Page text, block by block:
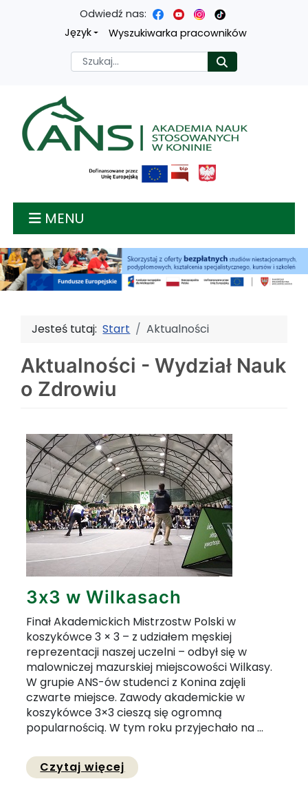
Przejdź
treści
głównej
Przejdź
menu
nawigacyjnego
Przejdź
wyszukiwarki
Przejdź
mapy
strony
Odwiedź nas:
Język
Wyszukiwarka pracowników
Szukaj
Akademia nauk
MENU
Jesteś tutaj:Start Aktualności
Aktualności - Wydział Nauk
o Zdrowiu
3x3 w Wilkasach
Finał Akademickich Mistrzostw Polski w
koszykówce 3 × 3 – z udziałem męskiej
reprezentacji naszej uczelni – odbył się w
malowniczej mazurskiej miejscowości Wilkasy.
W grupie ANS-ów studenci z Konina zajęli
czwarte miejsce. Zawody akademickie w
koszykówce 3×3 cieszą się ogromną
popularnością. W tym roku przyjechało na ...
Czytaj więcej Przejdź do pełnej